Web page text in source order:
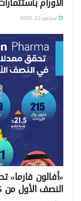
سبتمبر 22, 2025
«أفالون
النصف الأول من 2025